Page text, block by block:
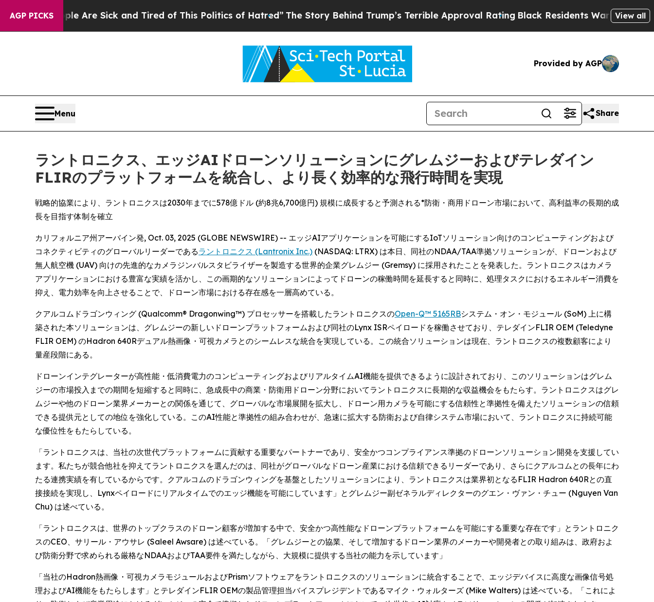
AGP PICKS
Are Sick and Tired of This Politics of Hatred”The Story Behind Trump’s Terrible Approval RatingBlack Residents Warned of Abusive Cops
View all
Provided by AGP
Menu Share
ラントロニクス、エッジAIドローンソリューションにグレムジーおよびテレダイン
FLIRのプラットフォームを統合し、より長く効率的な飛行時間を実現
戦略的協業により、ラントロニクスは2030年までに578億ドル (約8兆6,700億円) 規模に成長すると予測される*防衛・商用ドローン市場において、高利益率の長期的成
長を目指す体制を確立
カリフォルニア州アーバイン発, Oct. 03, 2025 (GLOBE NEWSWIRE) -- エッジAIアプリケーションを可能にするIoTソリューション向けのコンピューティングおよび
コネクティビティのグローバルリーダーであるラントロニクス (Lantronix Inc.) (NASDAQ: LTRX) は本日、同社のNDAA/TAA準拠ソリューションが、ドローンおよび
無人航空機 (UAV) 向けの先進的なカメラジンバルスタビライザーを製造する世界的企業グレムジー (Gremsy) に採用されたことを発表した。ラントロニクスはカメラ
アプリケーションにおける豊富な実績を活かし、この画期的なソリューションによってドローンの稼働時間を延長すると同時に、処理タスクにおけるエネルギー消費を
抑え、電力効率を向上させることで、ドローン市場における存在感を一層高めている。
クアルコムドラゴンウィング (Qualcomm® Dragonwing™) プロセッサーを搭載したラントロニクスのOpen-Q™ 5165RBシステム・オン・モジュール (SoM) 上に構
築された本ソリューションは、グレムジーの新しいドローンプラットフォームおよび同社のLynx ISRペイロードを稼働させており、テレダインFLIR OEM (Teledyne
FLIR OEM) のHadron 640Rデュアル熱画像・可視カメラとのシームレスな統合を実現している。この統合ソリューションは現在、ラントロニクスの複数顧客により
量産段階にある。
ドローンインテグレーターが高性能・低消費電力のコンピューティングおよびリアルタイムAI機能を提供できるように設計されており、このソリューションはグレム
ジーの市場投入までの期間を短縮すると同時に、急成長中の商業・防衛用ドローン分野においてラントロニクスに長期的な収益機会をもたらす。ラントロニクスはグレ
ムジーや他のドローン業界メーカーとの関係を通じて、グローバルな市場展開を拡大し、ドローン用カメラを可能にする信頼性と準拠性を備えたソリューションの信頼
できる提供元としての地位を強化している。このAI性能と準拠性の組み合わせが、急速に拡大する防衛および自律システム市場において、ラントロニクスに持続可能
な優位性をもたらしている。
「ラントロニクスは、当社の次世代プラットフォームに貢献する重要なパートナーであり、安全かつコンプライアンス準拠のドローンソリューション開発を支援してい
ます。私たちが競合他社を抑えてラントロニクスを選んだのは、同社がグローバルなドローン産業における信頼できるリーダーであり、さらにクアルコムとの長年にわ
たる連携実績を有しているからです。クアルコムのドラゴンウィングを基盤としたソリューションにより、ラントロニクスは業界初となるFLIR Hadron 640Rとの直
接接続を実現し、Lynxペイロードにリアルタイムでのエッジ機能を可能にしています」とグレムジー副ゼネラルディレクターのグエン・ヴァン・チュー (Nguyen Van
Chu) は述べている。
「ラントロニクスは、世界のトップクラスのドローン顧客が増加する中で、安全かつ高性能なドローンプラットフォームを可能にする重要な存在です」とラントロニク
スのCEO、サリール・アウサレ (Saleel Awsare) は述べている。「グレムジーとの協業、そして増加するドローン業界のメーカーや開発者との取り組みは、政府およ
び防衛分野で求められる厳格なNDAAおよびTAA要件を満たしながら、大規模に提供する当社の能力を示しています」
「当社のHadron熱画像・可視カメラモジュールおよびPrismソフトウェアをラントロニクスのソリューションに統合することで、エッジデバイスに高度な画像信号処
理およびAI機能をもたらします」とテレダインFLIR OEMの製品管理担当バイスプレジデントであるマイク・ウォルターズ (Mike Walters) は述べている。「これによ